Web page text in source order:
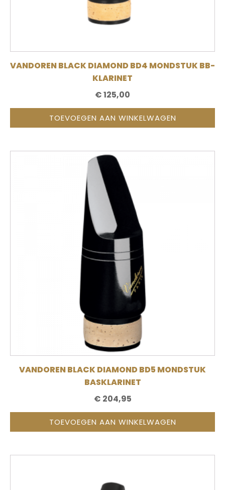
VANDOREN BLACK DIAMOND BD4 MONDSTUK BB-
KLARINET
€125,00
TOEVOEGEN AAN WINKELWAGEN
VANDOREN BLACK DIAMOND BD5 MONDSTUK
BASKLARINET
€ 204,95
TOEVOEGEN AAN WINKELWAGEN